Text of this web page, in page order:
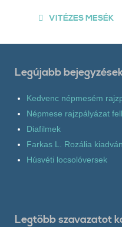
VITÉZES MESÉK
Legújabb
Kedvenc népmesém
Népmese rajzpályázat
Diafilmek
Farkas L. Rozália
Húsvéti locsolóversek
Legtöbb szavazatot